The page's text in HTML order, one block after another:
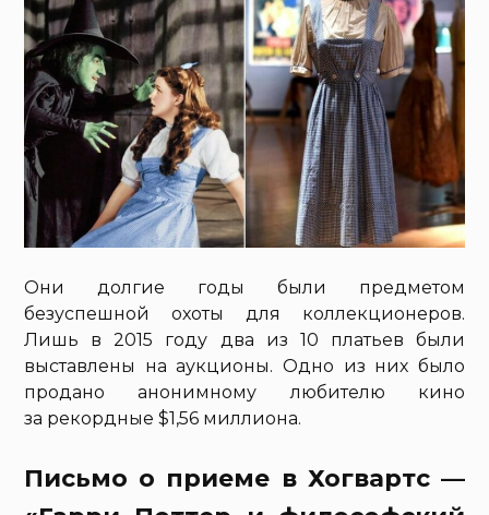
Они долгие годы были предметом
безуспешной охоты для коллекционеров.
Лишь в 2015 году два из 10 платьев были
выставлены на аукционы. Одно из них было
продано анонимному любителю кино
за рекордные $1,56 миллиона.
Письмо о приеме в Хогвартс —